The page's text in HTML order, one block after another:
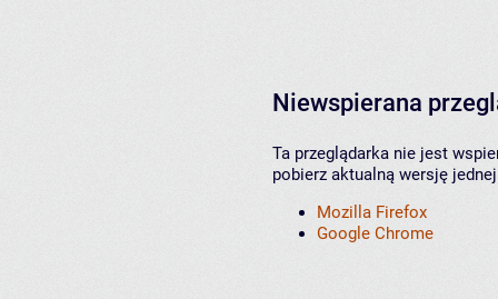
Niewspierana
Ta przeglądarka nie jest
pobierz aktualną wersję
Mozilla Firefox
Google Chrome